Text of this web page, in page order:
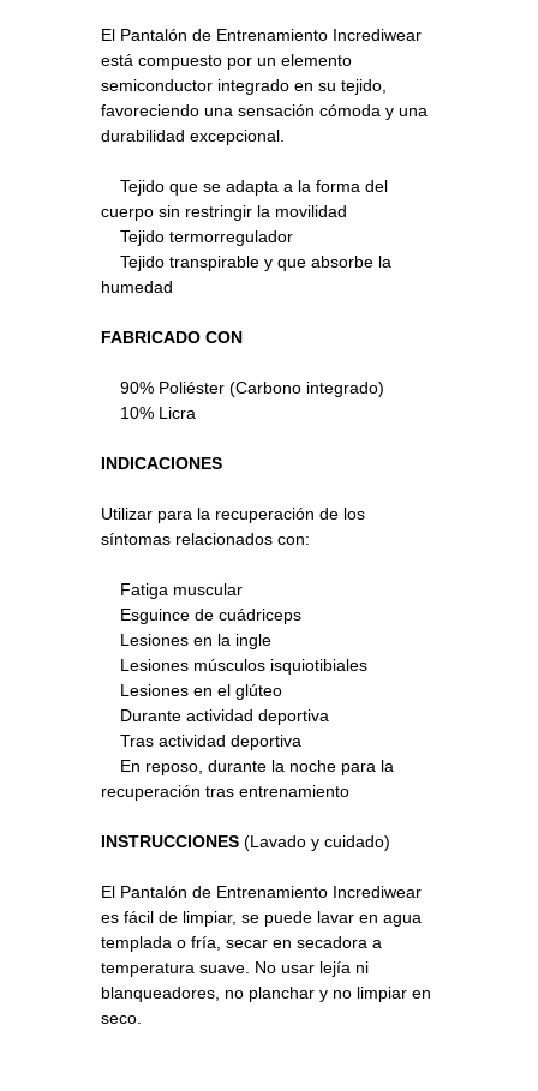
El Pantalón de Entrenamiento Incrediwear
está compuesto por un elemento
semiconductor integrado en su tejido,
favoreciendo una sensación cómoda y una
durabilidad excepcional.
Tejido que se adapta a la forma del
cuerpo sin restringir la movilidad
Tejido termorregulador
Tejido transpirable y que absorbe la
humedad
FABRICADO CON
90% Poliéster (Carbono integrado)
10% Licra
INDICACIONES
Utilizar para la recuperación de los
síntomas relacionados con:
Fatiga muscular
Esguince de cuádriceps
Lesiones en la ingle
Lesiones músculos isquiotibiales
Lesiones en el glúteo
Durante actividad deportiva
Tras actividad deportiva
En reposo, durante la noche para la
recuperación tras entrenamiento
INSTRUCCIONES (Lavado y cuidado)
El Pantalón de Entrenamiento Incrediwear
es fácil de limpiar, se puede lavar en agua
templada o fría, secar en secadora a
temperatura suave. No usar lejía ni
blanqueadores, no planchar y no limpiar en
seco.